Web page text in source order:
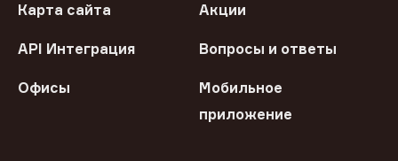
Карта сайта Акции
API Интеграция Вопросы и ответы
Офисы
Мобильное
приложение